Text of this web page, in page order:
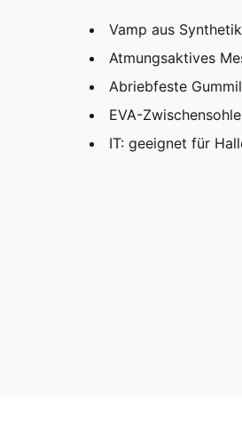
Vamp aus
Atmungsaktives
Abriebfeste
EVA-Zwischensohle
IT: geeignet für